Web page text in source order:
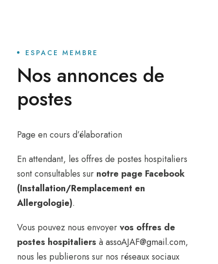
ESPACE MEMBRE
Nos annonces de
postes
Page en cours d’élaboration
En attendant, les offres de postes hospitaliers
sont consultables sur notre page Facebook
(Installation/Remplacement en
Allergologie).
Vous pouvez nous envoyervos offres de
postes hospitaliers àassoAJAF@gmail.com,
nous les publierons sur nos réseaux sociaux